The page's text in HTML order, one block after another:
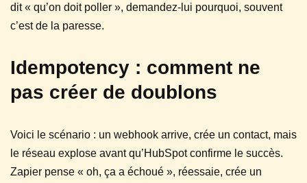
dit « qu’on doit poller », demandez-lui pourquoi, souvent
c’est de la paresse.
Idempotency : comment ne
pas créer de doublons
Voici le scénario : un webhook arrive, crée un contact, mais
le réseau explose avant qu’HubSpot confirme le succès.
Zapier pense « oh, ça a échoué », réessaie, crée un